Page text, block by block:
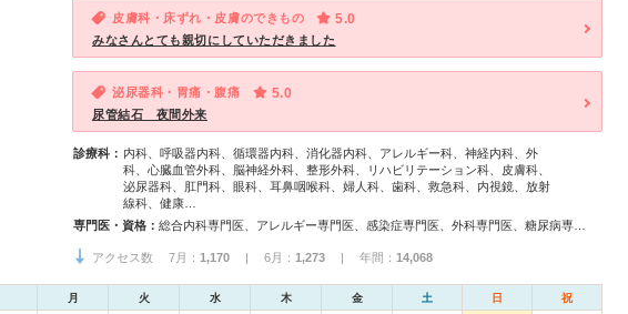
皮膚科・床ずれ・皮膚のできもの 5.0
みなさんとても親切にしていただきました
泌尿器科・胃痛・腹痛 5.0
尿管結石 夜間外来
診療科： 内科、呼吸器内科、循環器内科、消化器内科、アレルギー科、神経内科、外
科、心臓血管外科、脳神経外科、整形外科、リハビリテーション科、皮膚科、
泌尿器科、肛門科、眼科、耳鼻咽喉科、婦人科、歯科、救急科、内視鏡、放射
線科、健康…
専門医・資格：
アクセス数 7月： 1,170 | 6月： 1,273 | 年間： 14,068
月 火 水 木 金 土 日 祝